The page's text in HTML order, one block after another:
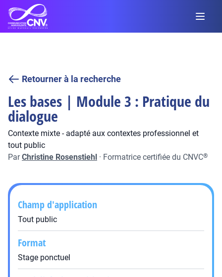
Retourner à la recherche
Les bases | Module 3 : Pratique du
dialogue
Contexte mixte - adapté aux contextes professionnel et
tout public
ParChristine Rosenstiehl · Formatrice certifiée du CNVC®
Champ d'application
Tout public
Format
Stage ponctuel